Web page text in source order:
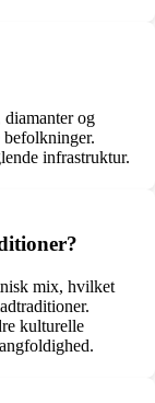
diamanter og
infrastruktur.
mix, hvilket
kulturelle